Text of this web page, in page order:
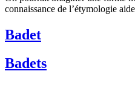
connaissance de l’étymologie
Badet
Badets